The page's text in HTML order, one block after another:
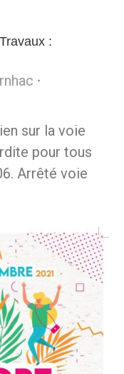
:
sur la voie
pour tous
Arrêté voie